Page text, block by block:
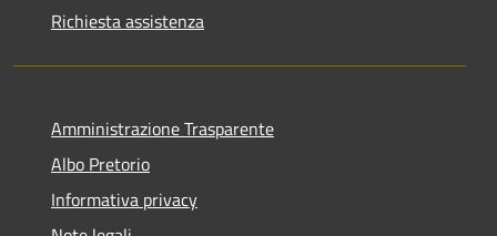
Richiesta assistenza
Amministrazione Trasparente
Albo Pretorio
Informativa privacy